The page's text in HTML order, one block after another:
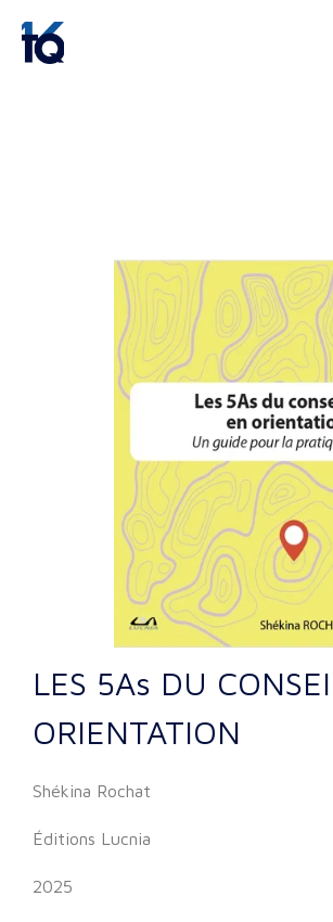
LES 5As DU
ORIENTATION
Shékina Rochat
Éditions Lucnia
2025